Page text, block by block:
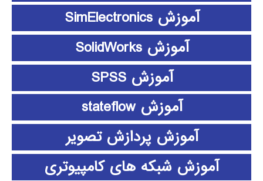
آموزش SimElectronics
آموزش SolidWorks
آموزش SPSS
آموزش stateflow
آموزش پردازش تصویر
آموزش شبکه های کامپیوتری